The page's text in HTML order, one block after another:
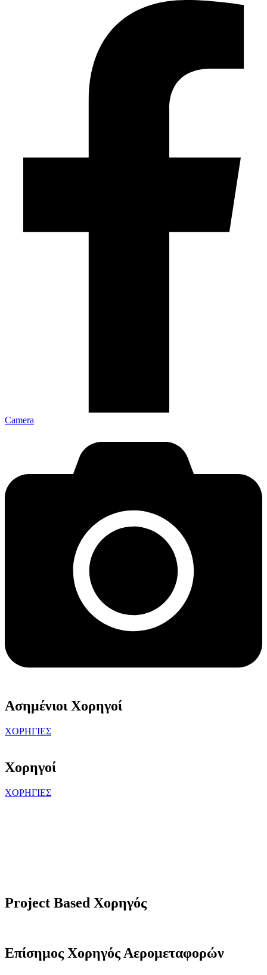
Camera
Ασημένιοι Χορηγοί
ΧΟΡΗΓΙΕΣ
Χορηγοί
ΧΟΡΗΓΙΕΣ
Project Based Χορηγός
Επίσημος Χορηγός Αερομεταφορών